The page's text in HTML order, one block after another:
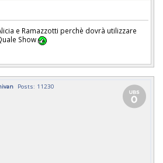
e Ramazzotti perchè dovrà utilizzare
Show
Posts: 11230